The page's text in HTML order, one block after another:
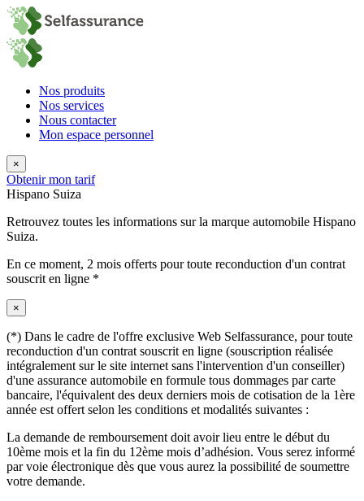
Nos produits
Nos services
Nous contacter
Mon espace personnel
×
Obtenir mon tarif
Hispano Suiza
Retrouvez toutes les informations sur la marque automobile Hispano
Suiza.
En ce moment, 2 mois offerts pour toute reconduction d'un contrat
souscrit en ligne *
×
(*) Dans le cadre de l'offre exclusive Web Selfassurance, pour toute
reconduction d'un contrat souscrit en ligne (souscription réalisée
intégralement sur le site internet sans l'intervention d'un conseiller)
d'une assurance automobile en formule tous dommages par carte
bancaire, l'équivalent des deux derniers mois de cotisation de la 1ère
année est offert selon les conditions et modalités suivantes :
La demande de remboursement doit avoir lieu entre le début du
10ème mois et la fin du 12ème mois d’adhésion. Vous serez informé
par voie électronique dès que vous aurez la possibilité de soumettre
votre demande.